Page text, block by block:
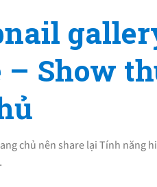
Show
chủ nên share lại Tính năng